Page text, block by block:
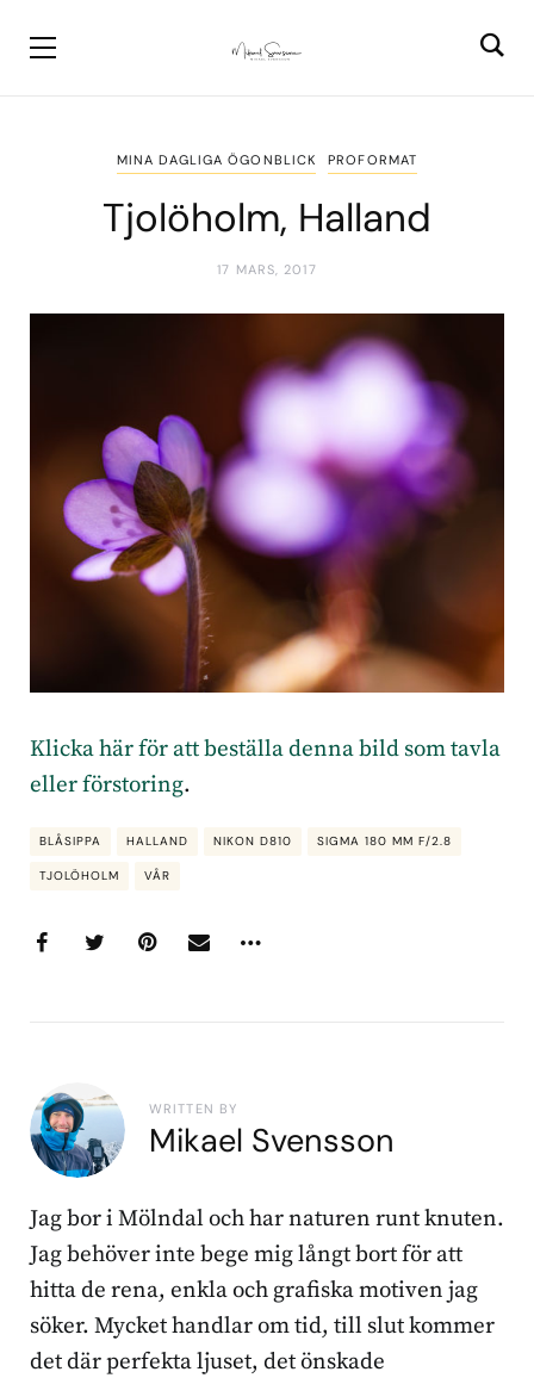
MINA DAGLIGA ÖGONBLICK PROFORMAT
Tjolöholm, Halland
17 MARS, 2017
Klicka här för att beställa denna bild som tavla
eller förstoring.
BLÅSIPPA HALLAND NIKON D810 SIGMA 180 MM F/2.8
TJOLÖHOLM VÅR
WRITTEN BY
Mikael Svensson
Jag bor i Mölndal och har naturen runt knuten.
Jag behöver inte bege mig långt bort för att
hitta de rena, enkla och grafiska motiven jag
söker. Mycket handlar om tid, till slut kommer
det där perfekta ljuset, det önskade